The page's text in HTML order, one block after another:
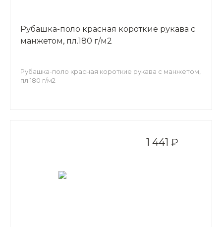
Рубашка-поло красная короткие рукава с
манжетом, пл.180 г/м2
Рубашка-поло красная короткие рукава с манжетом,
пл.180 г/м2
1 441 ₽